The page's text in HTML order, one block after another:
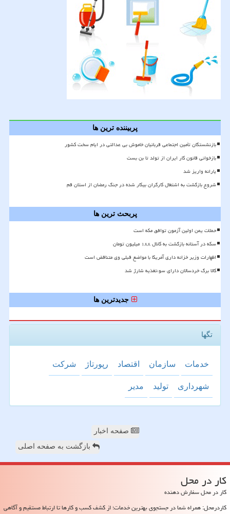
پربیننده ترین ها
بازنشستگان تأمین اجتماعی قربانیان خاموش بی عدالتی در ایام سخت کشور
بازخوانی قانون کار ایران از تولد تا بن بست
یارانه واریز شد
شروع بازگشت به اشتغال کارگران بیکار شده در جنگ رمضان از استان قم
پربحث ترین ها
حملات یمن اولین آزمون توافق مکه است
سکه در آستانه بازگشت به کانال ۱۸۸ میلیون تومان
اظهارات وزیر خزانه داری آمریکا با مواضع قبلی وی متناقض است
کالا برگ خردسالان دارای سوءتغذیه شارژ شد
جدیدترین ها
تگها
خدمات سازمان اقتصاد رپورتاژ شركت
شهرداری تولید مدیر
صفحه اخبار
بازگشت به صفحه اصلی
كار در محل
کار در محل سفارش دهنده
کاردرمحل: همراه شما در جستجوی بهترین خدمات؛ از کشف کسب و کارها تا ارتباط مستقیم و آگاهی